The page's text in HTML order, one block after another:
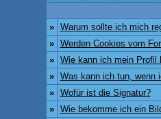
»
Warum sollte ich mich
»
Werden Cookies vom
»
Wie kann ich mein Profil
»
Was kann ich tun, wenn
»
Wofür ist die Signatur?
»
Wie bekomme ich ein